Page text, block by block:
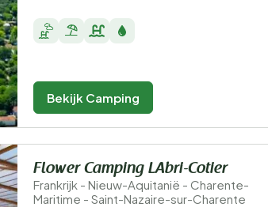
Bekijk Camping
Flower Camping LAbri-Cotier
Frankrijk - Nieuw-Aquitanië - Charente-
Maritime - Saint-Nazaire-sur-Charente